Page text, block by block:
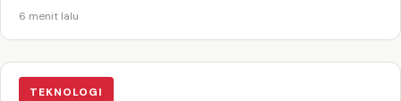
6 menit lalu
TEKNOLOGI